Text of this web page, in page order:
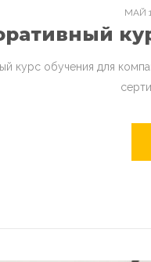
МАЙ
курс обучения для